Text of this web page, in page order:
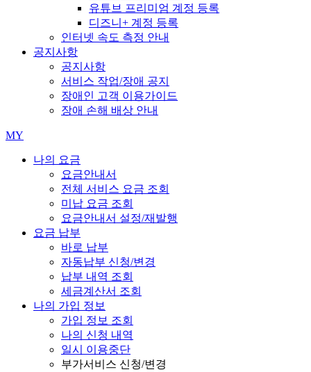
유튜브 프리미엄 계정 등록
디즈니+ 계정 등록
인터넷 속도 측정 안내
공지사항
공지사항
서비스 작업/장애 공지
장애인 고객 이용가이드
장애 손해 배상 안내
MY
나의 요금
요금안내서
전체 서비스 요금 조회
미납 요금 조회
요금안내서 설정/재발행
요금 납부
바로 납부
자동납부 신청/변경
납부 내역 조회
세금계산서 조회
나의 가입 정보
가입 정보 조회
나의 신청 내역
일시 이용중단
부가서비스 신청/변경